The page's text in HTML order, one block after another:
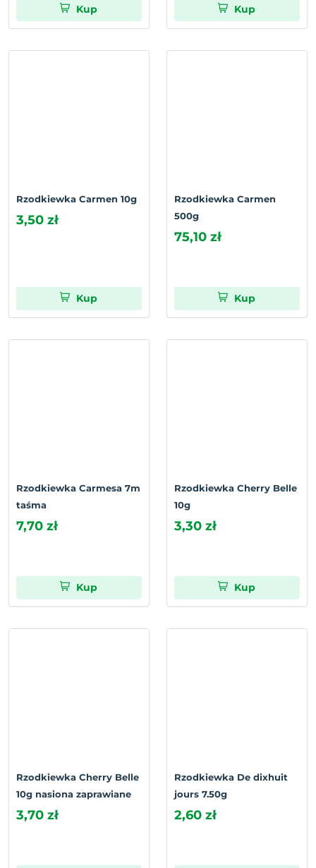
Kup Kup
Rzodkiewka Carmen 10g
3,50 zł
Kup
Rzodkiewka Carmen
500g
75,10 zł
Kup
Rzodkiewka Carmesa 7m
taśma
7,70 zł
Kup
Rzodkiewka Cherry Belle
10g
3,30 zł
Kup
Rzodkiewka Cherry Belle
10g nasiona zaprawiane
3,70 zł
Rzodkiewka De dixhuit
jours 7.50g
2,60 zł